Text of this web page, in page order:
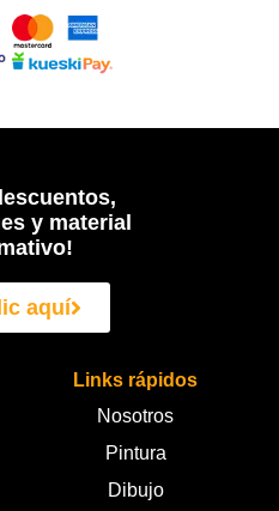
y material
aquí
Links rápidos
Nosotros
Pintura
Dibujo